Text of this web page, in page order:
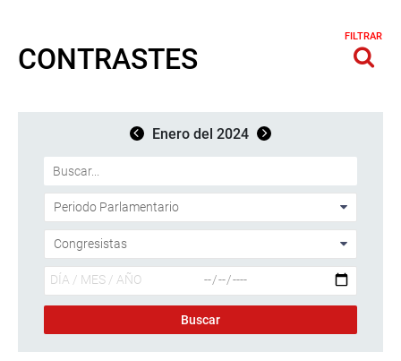
CONTRASTES
FILTRAR
Enero del 2024